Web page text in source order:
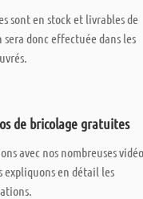
sont en stock et livrables de
donc effectuée dans les
de bricolage gratuites
avec nos nombreuses
expliquons en détail les